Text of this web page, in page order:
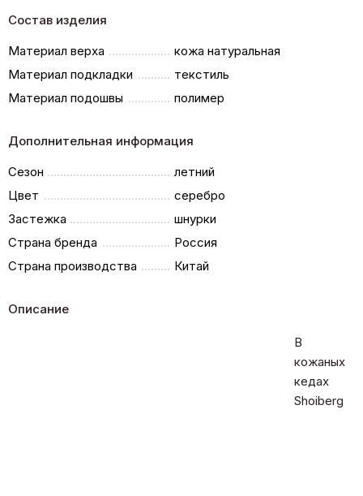
Состав изделия
Материал верха
кожа натуральная
Материал подкладки
текстиль
Материал подошвы
полимер
Дополнительная информация
Сезон
летний
Цвет
серебро
Застежка
шнурки
Страна бренда
Россия
Страна производства
Китай
Описание
В
кожаных
кедах
Shoiberg